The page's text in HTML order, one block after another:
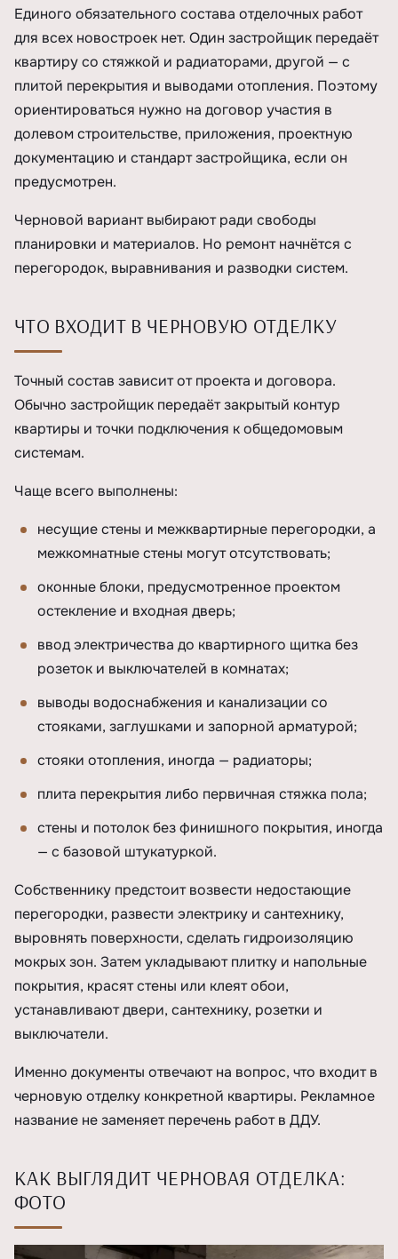
Единого обязательного состава отделочных работ
для всех новостроек нет. Один застройщик передаёт
квартиру со стяжкой и радиаторами, другой — с
плитой перекрытия и выводами отопления. Поэтому
ориентироваться нужно на договор участия в
долевом строительстве, приложения, проектную
документацию и стандарт застройщика, если он
предусмотрен.
Черновой вариант выбирают ради свободы
планировки и материалов. Но ремонт начнётся с
перегородок, выравнивания и разводки систем.
ЧТО ВХОДИТ В ЧЕРНОВУЮ ОТДЕЛКУ
Точный состав зависит от проекта и договора.
Обычно застройщик передаёт закрытый контур
квартиры и точки подключения к общедомовым
системам.
Чаще всего выполнены:
несущие стены и межквартирные перегородки, а
межкомнатные стены могут отсутствовать;
оконные блоки, предусмотренное проектом
остекление и входная дверь;
ввод электричества до квартирного щитка без
розеток и выключателей в комнатах;
выводы водоснабжения и канализации со
стояками, заглушками и запорной арматурой;
стояки отопления, иногда — радиаторы;
плита перекрытия либо первичная стяжка пола;
стены и потолок без финишного покрытия, иногда
— с базовой штукатуркой.
Собственнику предстоит возвести недостающие
перегородки, развести электрику и сантехнику,
выровнять поверхности, сделать гидроизоляцию
мокрых зон. Затем укладывают плитку и напольные
покрытия, красят стены или клеят обои,
устанавливают двери, сантехнику, розетки и
выключатели.
Именно документы отвечают на вопрос, что входит в
черновую отделку конкретной квартиры. Рекламное
название не заменяет перечень работ в ДДУ.
КАК ВЫГЛЯДИТ ЧЕРНОВАЯ ОТДЕЛКА:
ФОТО